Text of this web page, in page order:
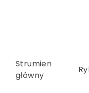
Strumien
główny